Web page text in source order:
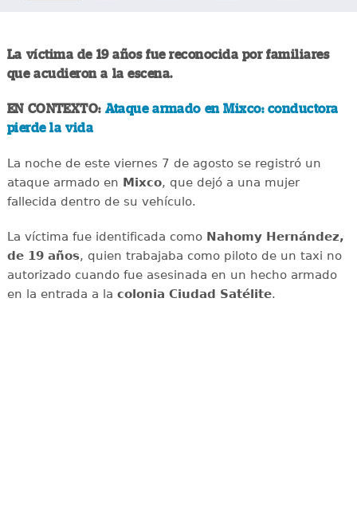
La víctima de 19 años fue reconocida por familiares
que acudieron a la escena.
EN CONTEXTO: Ataque armado en Mixco: conductora
pierde la vida
La noche de este viernes 7 de agosto se registró un
ataque armado en Mixco, que dejó a una mujer
fallecida dentro de su vehículo.
La víctima fue identificada como Nahomy Hernández,
de 19 años, quien trabajaba como piloto de un taxi no
autorizado cuando fue asesinada en un hecho armado
en la entrada a la colonia Ciudad Satélite.